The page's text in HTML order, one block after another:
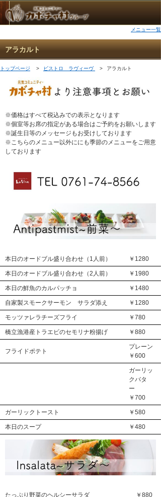
メニュー一覧
アラカルト
トップページ > ビストロ ラヴィーヴ > アラカルト
※価格はすべて税込みでの表示となります
※個室等お席の指定がある場合はご予約をお願いします
※誕生日等のメッセージもお受けしております
※こちらのメニュー以外ににも季節のメニューをご用意
しております
本日のオードブル盛り合わせ（1人前） ￥1280
本日のオードブル盛り合わせ（2人前） ￥1980
本日の鮮魚のカルパッチョ ￥1480
自家製スモークサーモン サラダ添え ￥1280
モッツァレラチーズフライ ￥780
橋立漁港産トラエビのセモリナ粉揚げ ￥880
フライドポテト
プレーン
￥600
ガーリッ
クバタ
ー
￥700
ガーリックトースト ￥580
本日のスープ ￥480
たっぷり野菜のヘルシーサラダ ￥880